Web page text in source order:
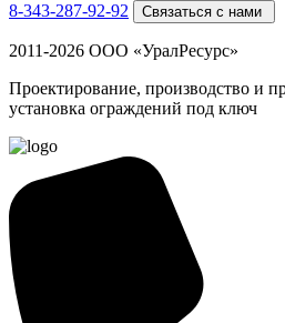
8-343-287-92-92
Связаться с нами
2011-2026 ООО «УралРесурс»
Проектирование, производство и
установка ограждений под ключ